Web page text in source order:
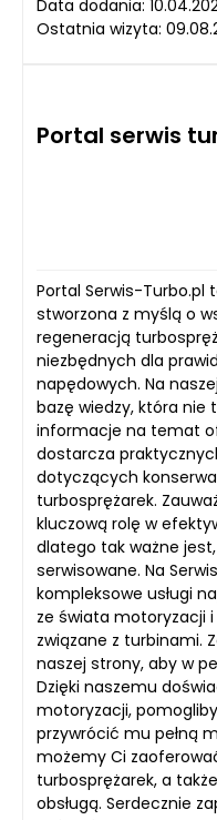
Data dodania:
Ostatnia wizyta:
Portal serwis
Portal Serwis-Turbo.pl
stworzona z myślą o
regeneracją
niezbędnych dla
napędowych. Na
bazę wiedzy, która nie
informacje na temat
dostarcza
dotyczących
turbosprężarek.
kluczową rolę w
dlatego tak ważne
serwisowane. Na
kompleksowe usługi
ze świata motoryzacji
związane z turbinami.
naszej strony, aby w
Dzięki naszemu
motoryzacji,
przywrócić mu pełną
możemy Ci
turbosprężarek, a
obsługą. Serdecznie